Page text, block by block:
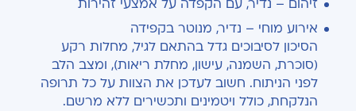
זיהום – נדיר, עם הקפדה על אמצעי זהירות
אירוע מוחי – נדיר, מנוטר בקפידה
הסיכון לסיבוכים גדל בהתאם לגיל, מחלות רקע
(סוכרת, השמנה, עישון, מחלת ריאות), ומצב הלב
לפני הניתוח. חשוב לעדכן את הצוות על כל תרופה
הנלקחת, כולל ויטמינים ותכשירים ללא מרשם.